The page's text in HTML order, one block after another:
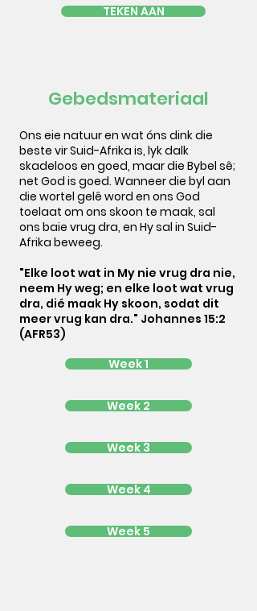
TEKEN AAN
Gebedsmateriaal
Ons eie natuur en wat óns dink die
beste vir Suid-Afrika is, lyk dalk
skadeloos en goed, maar die Bybel sê;
net God is goed. Wanneer die byl aan
die wortel gelê word en ons God
toelaat om ons skoon te maak, sal
ons baie vrug dra, en Hy sal in Suid-
Afrika beweeg.
"Elke loot wat in My nie vrug dra nie,
neem Hy weg; en elke loot wat vrug
dra, dié maak Hy skoon, sodat dit
meer vrug kan dra." Johannes 15:2
(AFR53)
Week 1
Week 2
Week 3
Week 4
Week 5